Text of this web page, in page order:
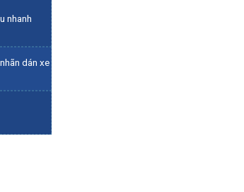
nhanh
dán xe